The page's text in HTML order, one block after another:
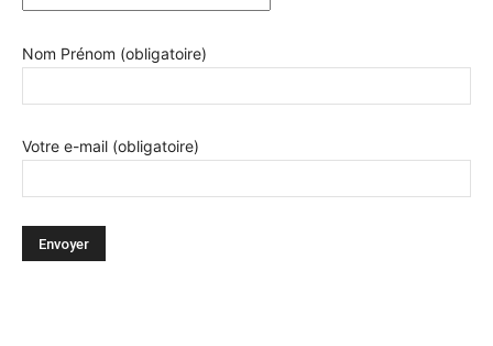
Nom Prénom (obligatoire)
Votre e-mail (obligatoire)